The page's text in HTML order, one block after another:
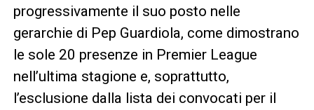
progressivamente il suo posto nelle
gerarchie di Pep Guardiola, come dimostrano
le sole 20 presenze in Premier League
nell’ultima stagione e, soprattutto,
l’esclusione dalla lista dei convocati per il